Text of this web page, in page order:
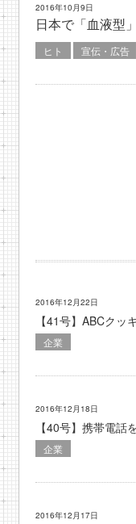
2016年10月9日
日本で「血液型
ヒト 宣伝・広告
2016年12月22日
【41号】ABCクッ
企業
2016年12月18日
【40号】携帯電話
企業
2016年12月17日